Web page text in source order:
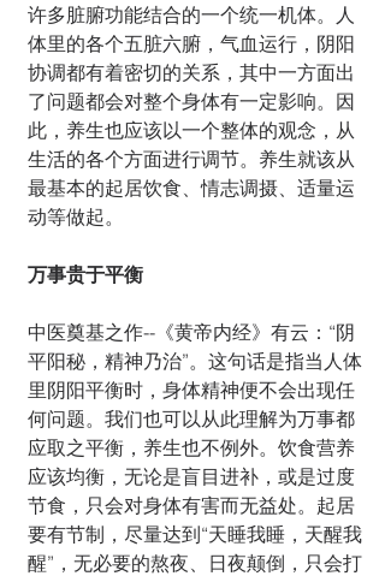
许多脏腑功能结合的一个统一机体。人
体里的各个五脏六腑，气血运行，阴阳
协调都有着密切的关系，其中一方面出
了问题都会对整个身体有一定影响。因
此，养生也应该以一个整体的观念，从
生活的各个方面进行调节。养生就该从
最基本的起居饮食、情志调摄、适量运
动等做起。
万事贵于平衡
中医奠基之作--《黄帝内经》有云：“阴
平阳秘，精神乃治”。这句话是指当人体
里阴阳平衡时，身体精神便不会出现任
何问题。我们也可以从此理解为万事都
应取之平衡，养生也不例外。饮食营养
应该均衡，无论是盲目进补，或是过度
节食，只会对身体有害而无益处。起居
要有节制，尽量达到“天睡我睡，天醒我
醒”，无必要的熬夜、日夜颠倒，只会打